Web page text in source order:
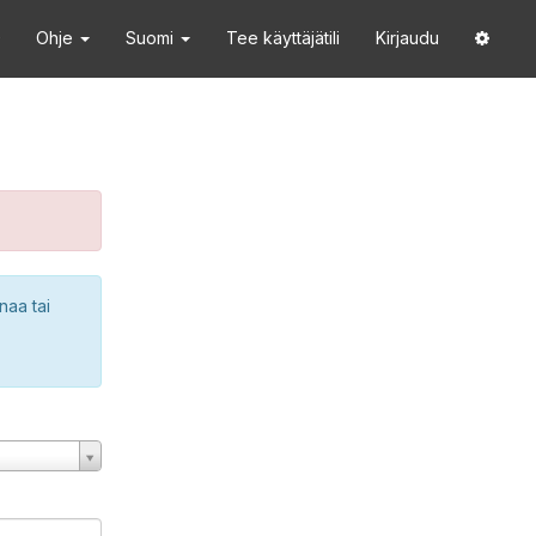
Ohje Suomi Tee käyttäjätili Kirjaudu
tai